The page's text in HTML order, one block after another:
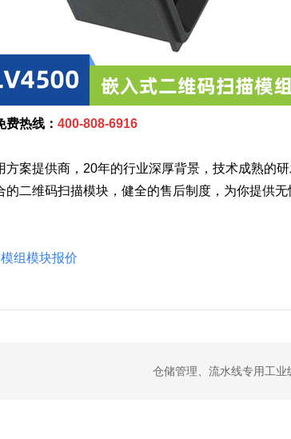
费热线： 400-808-6916
案提供商，20年的行业深厚背景，技术成熟的
二维码扫描模块，健全的售后制度，为你提供无
组模块报价
仓储管理、流水线专用工业